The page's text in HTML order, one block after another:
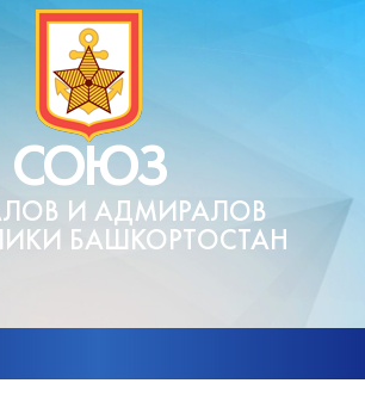
СОЮЗ
И АДМИРАЛОВ
БАШКОРТОСТАН